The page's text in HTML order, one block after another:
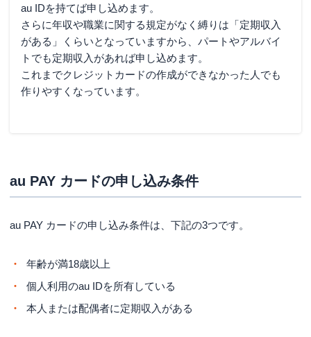
Q.au PAY カードは無職で作れるの?
Q.au PAY カードの審査結果が来ないときはどうしたら
いい?
まとめ
au IDを持てば申し込めます。
さらに年収や職業に関する規定がなく縛りは「定期収入
がある」くらいとなっていますから、パートやアルバイ
トでも定期収入があれば申し込めます。
これまでクレジットカードの作成ができなかった人でも
作りやすくなっています。
au PAY カードの申し込み条件
au PAY カードの申し込み条件は、下記の3つです。
年齢が満18歳以上
個人利用のau IDを所有している
本人または配偶者に定期収入がある